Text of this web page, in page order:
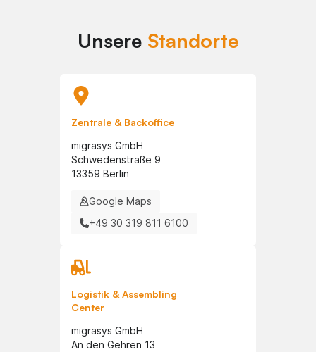
Unsere Standorte
Zentrale & Backoffice
migrasys GmbH
Schwedenstraße 9
13359 Berlin
Google Maps
+49 30 319 811 6100
Logistik & Assembling
Center
migrasys GmbH
An den Gehren 13